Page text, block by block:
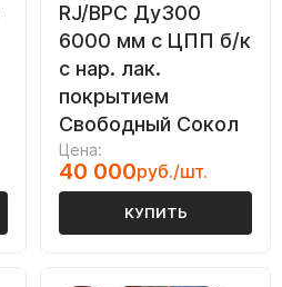
RJ/ВРС Ду300
6000 мм с ЦПП б/к
с нар. лак.
покрытием
Свободный Сокол
Цена:
40 000руб./шт.
КУПИТЬ